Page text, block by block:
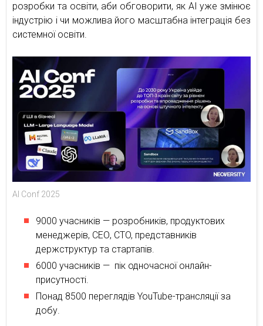
розробки та освіти, аби обговорити, як AI уже змінює
індустрію і чи можлива його масштабна інтеграція без
системної освіти.
AI Conf 2025
9000 учасників — розробників, продуктових
менеджерів, СЕО, CTO, представників
держструктур та стартапів.
6000 учасників — пік одночасної онлайн-
присутності.
Понад 8500 переглядів YouTube-трансляції за
добу.